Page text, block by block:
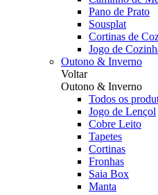
Pano de Prato
Sousplat
Cortinas de
Jogo de
Outono & Inverno
Voltar
Outono & Inverno
Todos os
Jogo de Lençol
Cobre Leito
Tapetes
Cortinas
Fronhas
Saia Box
Manta